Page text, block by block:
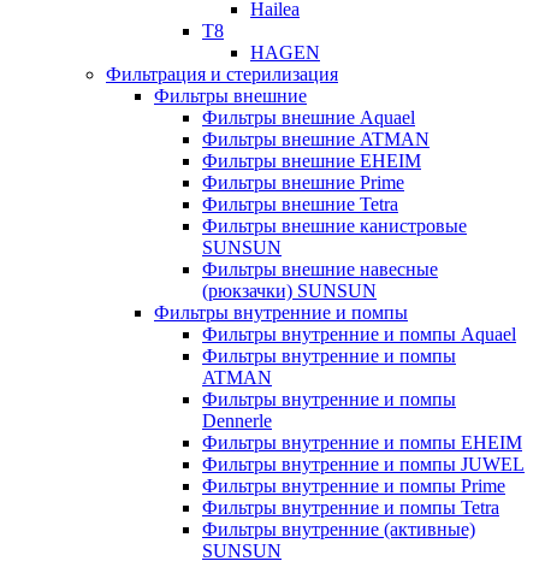
Hailea
T8
HAGEN
Фильтрация и стерилизация
Фильтры внешние
Фильтры внешние Aquael
Фильтры внешние ATMAN
Фильтры внешние EHEIM
Фильтры внешние Prime
Фильтры внешние Tetra
Фильтры внешние канистровые
SUNSUN
Фильтры внешние навесные
(рюкзачки) SUNSUN
Фильтры внутренние и помпы
Фильтры внутренние и помпы Aquael
Фильтры внутренние и помпы
ATMAN
Фильтры внутренние и помпы
Dennerle
Фильтры внутренние и помпы EHEIM
Фильтры внутренние и помпы JUWEL
Фильтры внутренние и помпы Prime
Фильтры внутренние и помпы Tetra
Фильтры внутренние (активные)
SUNSUN